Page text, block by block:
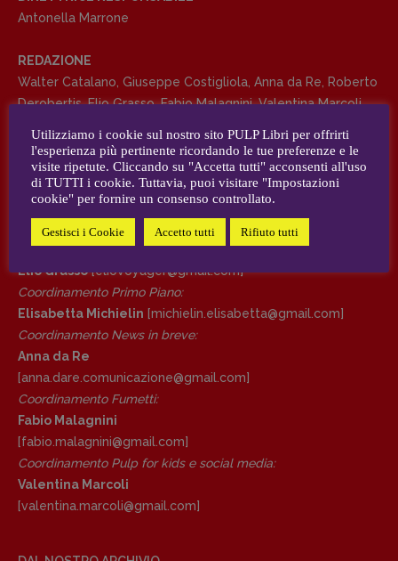
Scienza
Tornare a Ballard
Valerio Evangelisti
Vampirismi
Zong!
DIRETTRICE RESPONSABILE
Antonella Marrone
Walter Catalano Giuseppe Costigliola
Grasso , Fabio Malagnini,Valentina
Marcoli,Elisabetta Michielin
Spallina
CONTATTI
Case editrici e coordinamento
recensioni:
Elio Grasso[eliovoyager@gmail.com]
Coordinamento Primo Piano
Elisabetta Michielin
Antonella Marrone
REDAZIONE
Walter Catalano Giuseppe Costigliola Anna da Re
Roberto
Derobertis,Elio Grasso,Fabio Malagnini,Valentina Marcoli,
AUTORI e COLLABORATORI
CONTATTI
Case editrici e coordinamento recensioni:
Elio Grasso[eliovoyager@gmail.com]
Coordinamento Primo Piano:
Elisabetta Michielin [michielin.elisabetta@gmail.com]
Coordinamento News in breve:
Anna da Re
[anna.dare.comunicazione@gmail. com]
Coordinamento Fumetti:
Fabio Malagnini
[fabio.malagnini@gmail. com]
Coordinamento Pulp for kids e social media:
Valentina Marcoli
[valentina.marcoli@gmail. com]
Utilizziamo i cookie sul nostro sito PULP Libri per offrirti
l'esperienza più pertinente ricordando le tue preferenze e le
visite ripetute. Cliccando su "Accetta tutti" acconsenti all'uso
di TUTTI i cookie. Tuttavia, puoi visitare "Impostazioni
cookie" per fornire un consenso controllato.
Gestisci i Cookie Accetto tutti Rifiuto tutti